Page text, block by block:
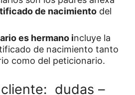
de nacimiento del
es hermano incluye la
de nacimiento tanto
como del peticionario.
dudas –